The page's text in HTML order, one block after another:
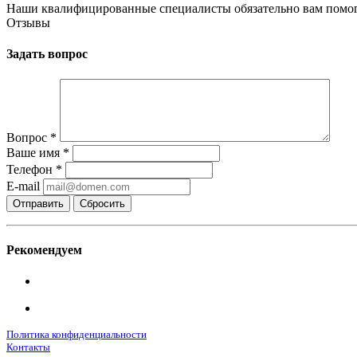
Наши квалифицированные специалисты обязательно вам
Отзывы
Задать вопрос
Вопрос *
Ваше имя *
Телефон *
E-mail
Сбросить
Рекомендуем
Политика конфиденциальности
Контакты